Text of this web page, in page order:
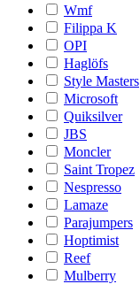
Wmf
Filippa K
OPI
Haglöfs
Style Masters
Microsoft
Quiksilver
JBS
Moncler
Saint Tropez
Nespresso
Lamaze
Parajumpers
Hoptimist
Reef
Mulberry